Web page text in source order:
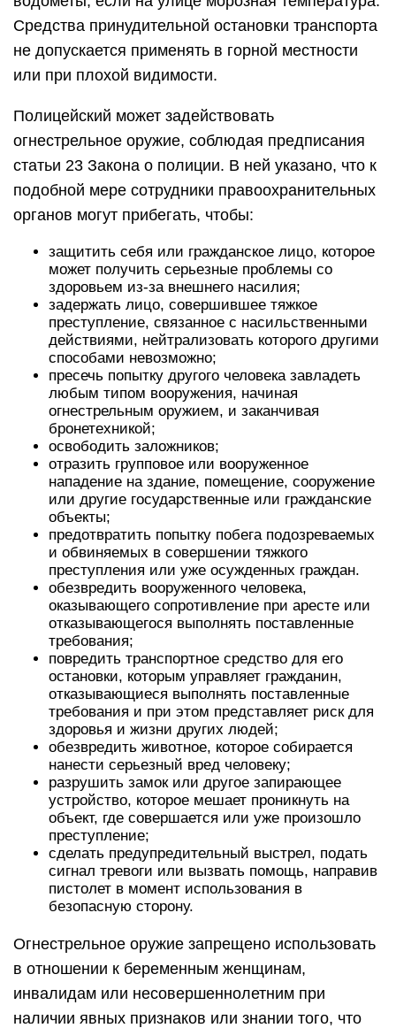
Средства принудительной остановки транспорта
не допускается применять в горной местности
или при плохой видимости.
Полицейский может задействовать
огнестрельное оружие, соблюдая предписания
статьи 23 Закона о полиции. В ней указано, что к
подобной мере сотрудники правоохранительных
органов могут прибегать, чтобы:
защитить себя или гражданское лицо, которое
может получить серьезные проблемы со
здоровьем из-за внешнего насилия;
задержать лицо, совершившее тяжкое
преступление, связанное с насильственными
действиями, нейтрализовать которого другими
способами невозможно;
пресечь попытку другого человека завладеть
любым типом вооружения, начиная
огнестрельным оружием, и заканчивая
бронетехникой;
освободить заложников;
отразить групповое или вооруженное
нападение на здание, помещение, сооружение
или другие государственные или гражданские
объекты;
предотвратить попытку побега подозреваемых
и обвиняемых в совершении тяжкого
преступления или уже осужденных граждан.
обезвредить вооруженного человека,
оказывающего сопротивление при аресте или
отказывающегося выполнять поставленные
требования;
повредить транспортное средство для его
остановки, которым управляет гражданин,
отказывающиеся выполнять поставленные
требования и при этом представляет риск для
здоровья и жизни других людей;
обезвредить животное, которое собирается
нанести серьезный вред человеку;
разрушить замок или другое запирающее
устройство, которое мешает проникнуть на
объект, где совершается или уже произошло
преступление;
сделать предупредительный выстрел, подать
сигнал тревоги или вызвать помощь, направив
пистолет в момент использования в
безопасную сторону.
Огнестрельное оружие запрещено использовать
в отношении к беременным женщинам,
инвалидам или несовершеннолетним при
наличии явных признаков или знании того, что